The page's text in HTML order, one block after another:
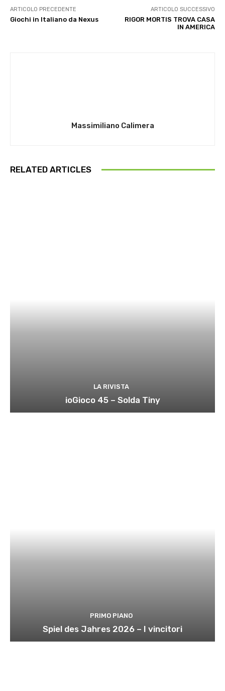
ARTICOLO PRECEDENTE
Giochi in Italiano da Nexus
ARTICOLO SUCCESSIVO
RIGOR MORTIS TROVA CASA
IN AMERICA
Massimiliano Calimera
RELATED ARTICLES
LA RIVISTA
ioGioco 45 – Solda Tiny
PRIMO PIANO
Spiel des Jahres 2026 – I vincitori